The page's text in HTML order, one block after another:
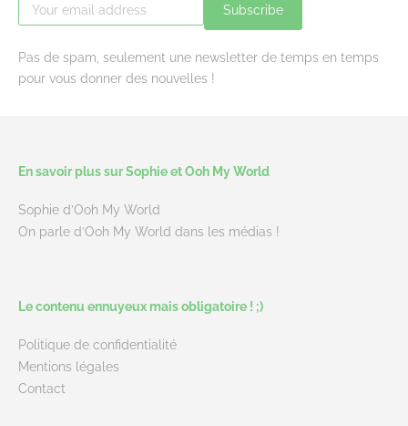
Subscribe
Pas de spam, seulement une newsletter de temps en temps
pour vous donner des nouvelles !
En savoir plus sur Sophie et Ooh My World
Sophie d’Ooh My World
On parle d’Ooh My World dans les médias !
Le contenu ennuyeux mais obligatoire ! ;)
Politique de confidentialité
Mentions légales
Contact